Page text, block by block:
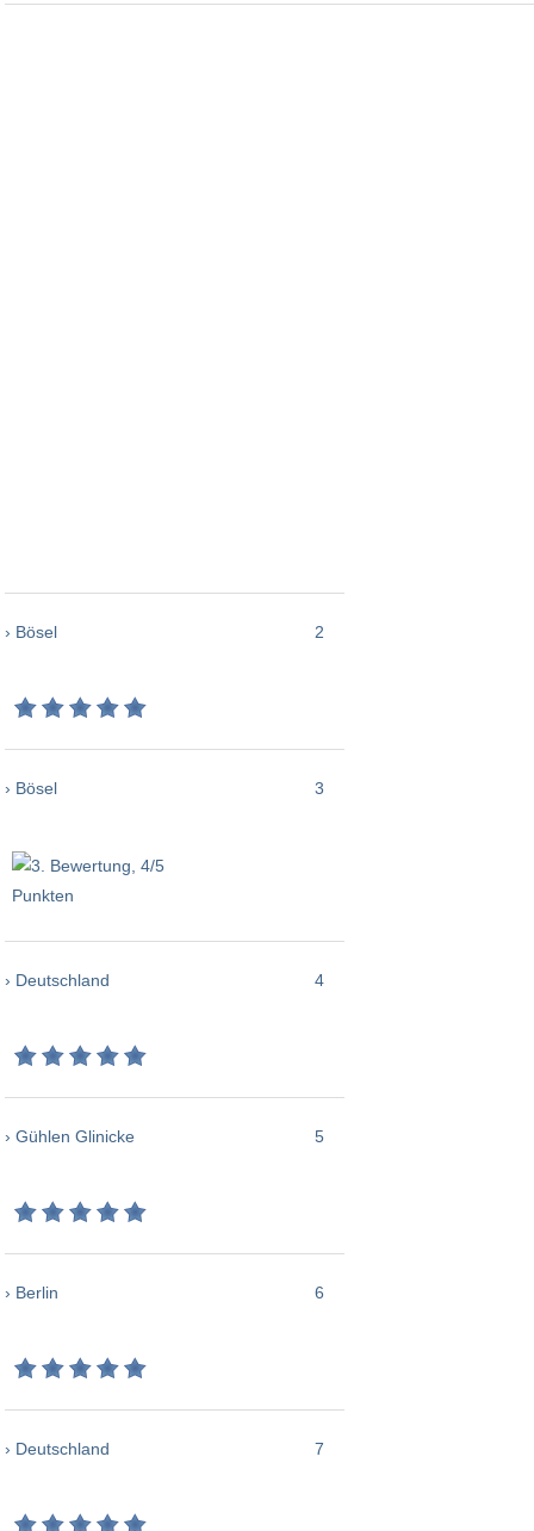
› Bösel 2
› Bösel 3
› Deutschland 4
› Gühlen Glinicke 5
› Berlin 6
› Deutschland 7